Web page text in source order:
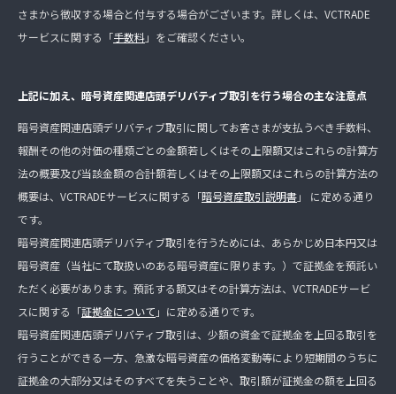
さまから徴収する場合と付与する場合がございます。詳しくは、VCTRADE
サービスに関する「手数料」をご確認ください。
上記に加え、暗号資産関連店頭デリバティブ取引を行う場合の主な注意点
暗号資産関連店頭デリバティブ取引に関してお客さまが支払うべき手数料、
報酬その他の対価の種類ごとの金額若しくはその上限額又はこれらの計算方
法の概要及び当該金額の合計額若しくはその上限額又はこれらの計算方法の
概要は、VCTRADEサービスに関する「暗号資産取引説明書」 に定める通り
です。
暗号資産関連店頭デリバティブ取引を行うためには、あらかじめ日本円又は
暗号資産（当社にて取扱いのある暗号資産に限ります。）で証拠金を預託い
ただく必要があります。預託する額又はその計算方法は、VCTRADEサービ
スに関する「証拠金について 」に定める通りです。
暗号資産関連店頭デリバティブ取引は、少額の資金で証拠金を上回る取引を
行うことができる一方、急激な暗号資産の価格変動等により短期間のうちに
証拠金の大部分又はそのすべてを失うことや、取引額が証拠金の額を上回る